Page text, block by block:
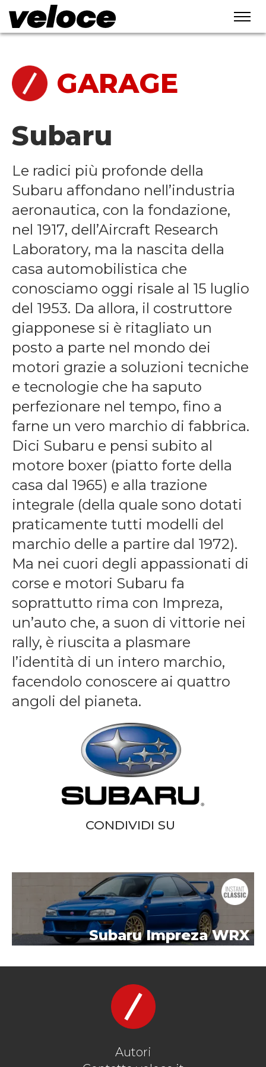
home
GARAGE
Subaru
Le radici più profonde della
Subaru affondano nell’industria
aeronautica, con la fondazione,
nel 1917, dell’Aircraft Research
Laboratory, ma la nascita della
casa automobilistica che
conosciamo oggi risale al 15 luglio
del 1953. Da allora, il costruttore
giapponese si è ritagliato un
posto a parte nel mondo dei
motori grazie a soluzioni tecniche
e tecnologie che ha saputo
perfezionare nel tempo, fino a
farne un vero marchio di fabbrica.
Dici Subaru e pensi subito al
motore boxer (piatto forte della
casa dal 1965) e alla trazione
integrale (della quale sono dotati
praticamente tutti modelli del
marchio delle a partire dal 1972).
Ma nei cuori degli appassionati di
corse e motori Subaru fa
soprattutto rima con Impreza,
un’auto che, a suon di vittorie nei
rally, è riuscita a plasmare
l’identità di un intero marchio,
facendolo conoscere ai quattro
angoli del pianeta.
CONDIVIDI SU
Subaru Impreza WRX
Autori